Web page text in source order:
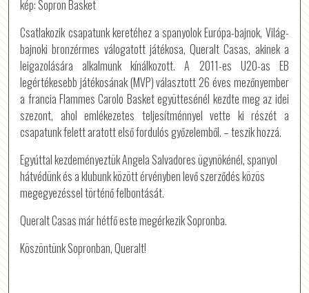
kép: Sopron Basket
Csatlakozik csapatunk keretéhez a spanyolok Európa-bajnok, Világ-
bajnoki bronzérmes válogatott játékosa, Queralt Casas, akinek a
leigazolására alkalmunk kínálkozott. A 2011-es U20-as EB
legértékesebb játékosának (MVP) választott 26 éves mezőnyember
a francia Flammes Carolo Basket együttesénél kezdte meg az idei
szezont, ahol emlékezetes teljesítménnyel vette ki részét a
csapatunk felett aratott első fordulós győzelemből. – teszik hozzá.
Egyúttal kezdeményeztük Angela Salvadores ügynökénél, spanyol
hátvédünk és a klubunk között érvényben levő szerződés közös
megegyezéssel történő felbontását.
Queralt Casas már hétfő este megérkezik Sopronba.
Köszöntünk Sopronban, Queralt!